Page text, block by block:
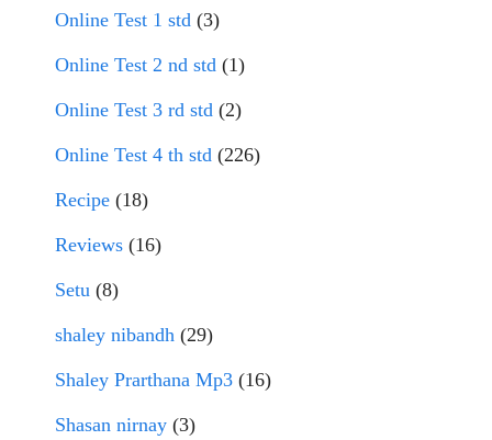
Online Test 1 std (3)
Online Test 2 nd std (1)
Online Test 3 rd std (2)
Online Test 4 th std (226)
Recipe (18)
Reviews (16)
Setu (8)
shaley nibandh (29)
Shaley Prarthana Mp3 (16)
Shasan nirnay (3)